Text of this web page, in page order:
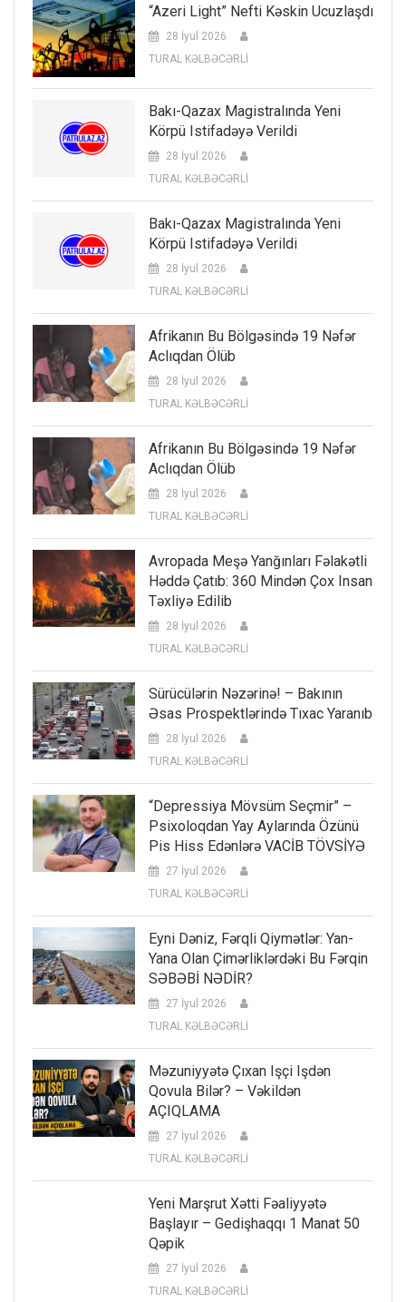
“Azeri Light” Nefti Kəskin Ucuzlaşdı
28 İyul 2026
TURAL KƏLBƏCƏRLİ
Bakı-Qazax Magistralında Yeni
Körpü Istifadəyə Verildi
28 İyul 2026
TURAL KƏLBƏCƏRLİ
Bakı-Qazax Magistralında Yeni
Körpü Istifadəyə Verildi
28 İyul 2026
TURAL KƏLBƏCƏRLİ
Afrikanın Bu Bölgəsində 19 Nəfər
Aclıqdan Ölüb
28 İyul 2026
TURAL KƏLBƏCƏRLİ
Afrikanın Bu Bölgəsində 19 Nəfər
Aclıqdan Ölüb
28 İyul 2026
TURAL KƏLBƏCƏRLİ
Avropada Meşə Yanğınları Fəlakətli
Həddə Çatıb: 360 Mindən Çox Insan
Təxliyə Edilib
28 İyul 2026
TURAL KƏLBƏCƏRLİ
Sürücülərin Nəzərinə! – Bakının
Əsas Prospektlərində Tıxac Yaranıb
28 İyul 2026
TURAL KƏLBƏCƏRLİ
“Depressiya Mövsüm Seçmir” –
Psixoloqdan Yay Aylarında Özünü
Pis Hiss Edənlərə VACİB TÖVSİYƏ
27 İyul 2026
TURAL KƏLBƏCƏRLİ
Eyni Dəniz, Fərqli Qiymətlər: Yan-
Yana Olan Çimərliklərdəki Bu Fərqin
SƏBƏBİ NƏDİR?
27 İyul 2026
TURAL KƏLBƏCƏRLİ
Məzuniyyətə Çıxan Işçi Işdən
Qovula Bilər? – Vəkildən
AÇIQLAMA
27 İyul 2026
TURAL KƏLBƏCƏRLİ
Yeni Marşrut Xətti Fəaliyyətə
Başlayır – Gedişhaqqı 1 Manat 50
Qəpik
27 İyul 2026
TURAL KƏLBƏCƏRLİ